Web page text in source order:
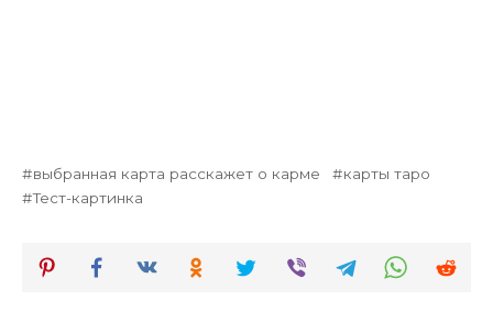
выбранная карта расскажет о карме
карты таро
Тест-картинка